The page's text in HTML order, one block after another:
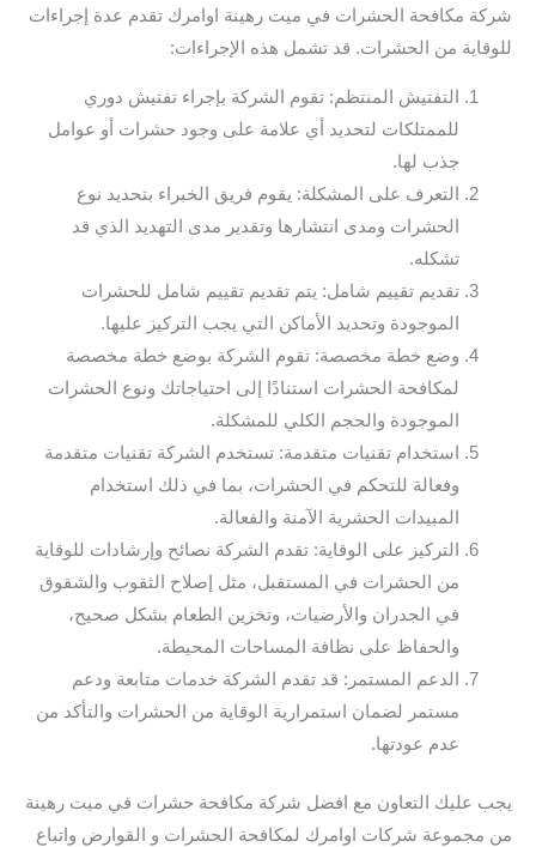
شركة مكافحة الحشرات في ميت رهينة اوامرك تقدم عدة إجراءات
للوقاية من الحشرات. قد تشمل هذه الإجراءات:
التفتيش المنتظم: تقوم الشركة بإجراء تفتيش دوري
للممتلكات لتحديد أي علامة على وجود حشرات أو عوامل
جذب لها.
التعرف على المشكلة: يقوم فريق الخبراء بتحديد نوع
الحشرات ومدى انتشارها وتقدير مدى التهديد الذي قد
تشكله.
تقديم تقييم شامل: يتم تقديم تقييم شامل للحشرات
الموجودة وتحديد الأماكن التي يجب التركيز عليها.
وضع خطة مخصصة: تقوم الشركة بوضع خطة مخصصة
لمكافحة الحشرات استنادًا إلى احتياجاتك ونوع الحشرات
الموجودة والحجم الكلي للمشكلة.
استخدام تقنيات متقدمة: تستخدم الشركة تقنيات متقدمة
وفعالة للتحكم في الحشرات، بما في ذلك استخدام
المبيدات الحشرية الآمنة والفعالة.
التركيز على الوقاية: تقدم الشركة نصائح وإرشادات للوقاية
من الحشرات في المستقبل، مثل إصلاح الثقوب والشقوق
في الجدران والأرضيات، وتخزين الطعام بشكل صحيح،
والحفاظ على نظافة المساحات المحيطة.
الدعم المستمر: قد تقدم الشركة خدمات متابعة ودعم
مستمر لضمان استمرارية الوقاية من الحشرات والتأكد من
عدم عودتها.
يجب عليك التعاون مع افضل شركة مكافحة حشرات في ميت رهينة
من مجموعة شركات اوامرك لمكافحة الحشرات و القوارض واتباع